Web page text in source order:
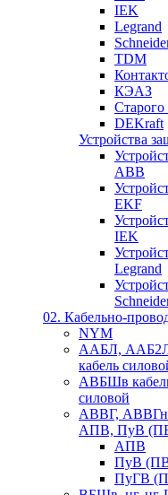
IEK
Legrand
TDM
КЭАЗ
DEKraft
Устройства
ABB
EKF
IEK
Legrand
02. Кабельно-
NYM
ААБЛ,
кабель
АВБШв
силовой
АВВГ,
АПВ, ПуВ
АПВ
ПуВ
ПуГВ